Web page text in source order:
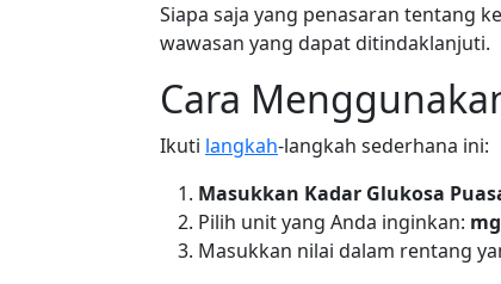
Siapa saja yang penasaran tentang
wawasan yang dapat ditindaklanjuti.
Cara
Ikuti langkah-langkah sederhana ini:
Masukkan Kadar Glukosa
Pilih unit yang Anda inginkan:
Masukkan nilai dalam rentang